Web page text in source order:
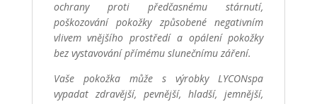
ochrany proti předčasnému stárnutí,
poškozování pokožky způsobené negativním
vlivem vnějšího prostředí a opálení pokožky
bez vystavování přímému slunečnímu záření.
Vaše pokožka může s výrobky LYCONspa
vypadat zdravější, pevnější, hladší, jemnější,